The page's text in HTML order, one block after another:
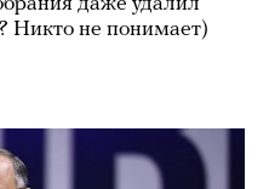
Никто не понимает)